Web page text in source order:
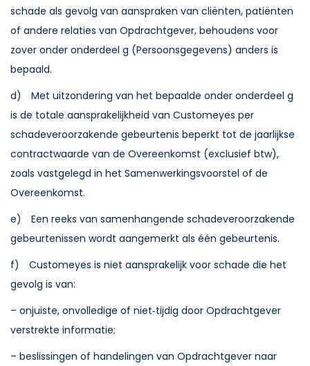
schade als gevolg van aanspraken van cliënten, patiënten
of andere relaties van Opdrachtgever, behoudens voor
zover onder onderdeel g (Persoonsgegevens) anders is
bepaald.
d) Met uitzondering van het bepaalde onder onderdeel g
is de totale aansprakelijkheid van Customeyes per
schadeveroorzakende gebeurtenis beperkt tot de jaarlijkse
contractwaarde van de Overeenkomst (exclusief btw),
zoals vastgelegd in het Samenwerkingsvoorstel of de
Overeenkomst.
e) Een reeks van samenhangende schadeveroorzakende
gebeurtenissen wordt aangemerkt als één gebeurtenis.
f) Customeyes is niet aansprakelijk voor schade die het
gevolg is van:
– onjuiste, onvolledige of niet‑tijdig door Opdrachtgever
verstrekte informatie;
– beslissingen of handelingen van Opdrachtgever naar